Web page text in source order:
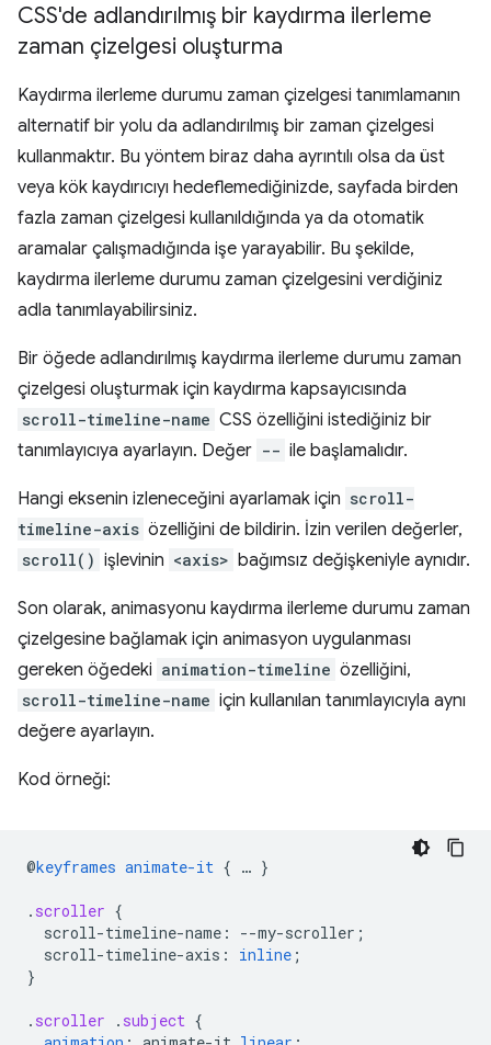
CSS'de adlandırılmış bir kaydırma ilerleme
zaman çizelgesi oluşturma
Kaydırma ilerleme durumu zaman çizelgesi tanımlamanın
alternatif bir yolu da adlandırılmış bir zaman çizelgesi
kullanmaktır. Bu yöntem biraz daha ayrıntılı olsa da üst
veya kök kaydırıcıyı hedeflemediğinizde, sayfada birden
fazla zaman çizelgesi kullanıldığında ya da otomatik
aramalar çalışmadığında işe yarayabilir. Bu şekilde,
kaydırma ilerleme durumu zaman çizelgesini verdiğiniz
adla tanımlayabilirsiniz.
Bir öğede adlandırılmış kaydırma ilerleme durumu zaman
çizelgesi oluşturmak için kaydırma kapsayıcısında
scroll-timeline-name CSS özelliğini istediğiniz bir
tanımlayıcıya ayarlayın. Değer -- ile başlamalıdır.
Hangi eksenin izleneceğini ayarlamak için scroll-
timeline-axis özelliğini de bildirin. İzin verilen değerler,
scroll() işlevinin <axis> bağımsız değişkeniyle aynıdır.
Son olarak, animasyonu kaydırma ilerleme durumu zaman
çizelgesine bağlamak için animasyon uygulanması
gereken öğedeki animation-timeline özelliğini,
scroll-timeline-name için kullanılan tanımlayıcıyla aynı
değere ayarlayın.
Kod örneği:
@keyframes animate-it { … }
. scroller {
scroll-timeline-name : --my-scroller ;
scroll-timeline-axis : inline ;
}
. scroller . subject {